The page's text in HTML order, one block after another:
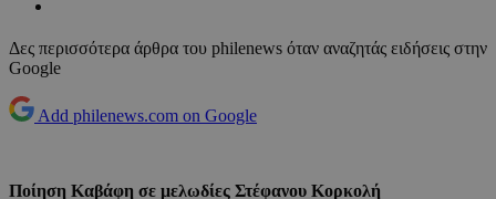
Δες περισσότερα άρθρα του philenews όταν αναζητάς ειδήσεις στην
Google
Add philenews.com on Google
Ποίηση Καβάφη σε μελωδίες Στέφανου Κορκολή